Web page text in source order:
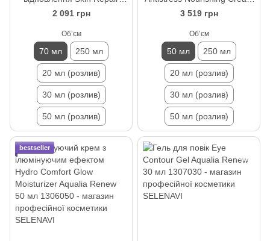
Moisturizing Mask Aqualia
2 091 грн
Обʼєм
70 мл 250 мл
20 мл (розлив)
30 мл (розлив)
50 мл (розлив)
Aqualia Renew 50 мл
3 519 грн
Обʼєм
50 мл 250 мл
20 мл (розлив)
30 мл (розлив)
50 мл (розлив)
bestseller